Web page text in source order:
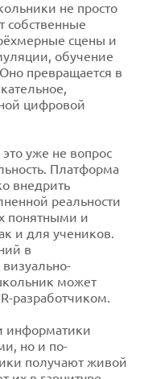
не просто
собственные
сцены и
обучение
превращается в
цифровой
уже не вопрос
Платформа
внедрить
реальности
понятными и
и для учеников.
в
может
разработчиком.
информатики
но и по-
получают живой